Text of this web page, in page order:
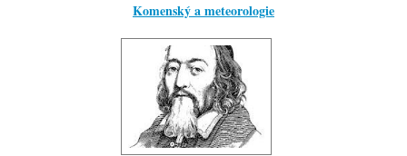
Komenský a meteorologie